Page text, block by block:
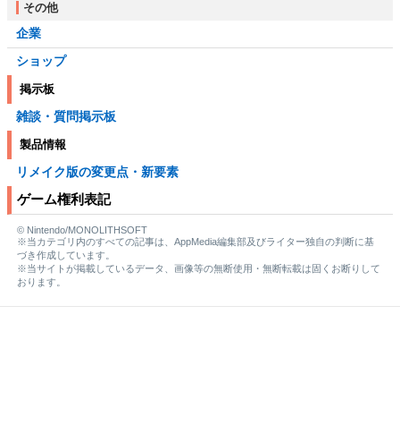
その他
企業
ショップ
掲示板
雑談・質問掲示板
製品情報
リメイク版の変更点・新要素
ゲーム権利表記
© Nintendo/MONOLITHSOFT
※当カテゴリ内のすべての記事は、AppMedia編集部及びライター独自の判断に基
づき作成しています。
※当サイトが掲載しているデータ、画像等の無断使用・無断転載は固くお断りして
おります。